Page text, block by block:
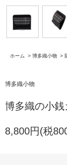
ホーム > 博多織小物 >
博多織小物
博多織の小
8,800円(税